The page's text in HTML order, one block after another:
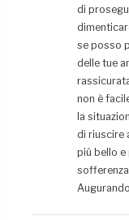
di
se posso
delle tue
non è
la
di riuscire
più bello